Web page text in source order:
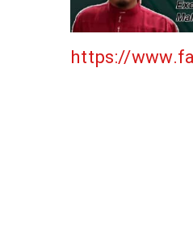
https://